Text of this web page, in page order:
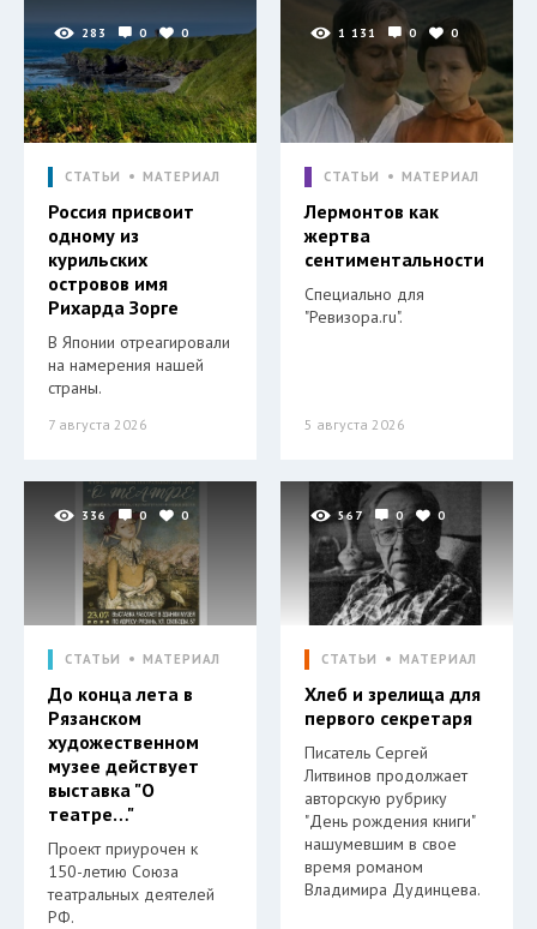
283 0 0
СТАТЬИ МАТЕРИАЛ
Россия присвоит
одному из
курильских
островов имя
Рихарда Зорге
В Японии отреагировали
на намерения нашей
страны.
7 августа 2026
1 131 0 0
СТАТЬИ МАТЕРИАЛ
Лермонтов как
жертва
сентиментальности
Специально для
"Ревизора.ru".
5 августа 2026
336 0 0
СТАТЬИ МАТЕРИАЛ
До конца лета в
Рязанском
художественном
музее действует
выставка "О
театре…"
Проект приурочен к
150-летию Союза
театральных деятелей
РФ.
567 0 0
СТАТЬИ МАТЕРИАЛ
Хлеб и зрелища для
первого секретаря
Писатель Сергей
Литвинов продолжает
авторскую рубрику
"День рождения книги"
нашумевшим в свое
время романом
Владимира Дудинцева.